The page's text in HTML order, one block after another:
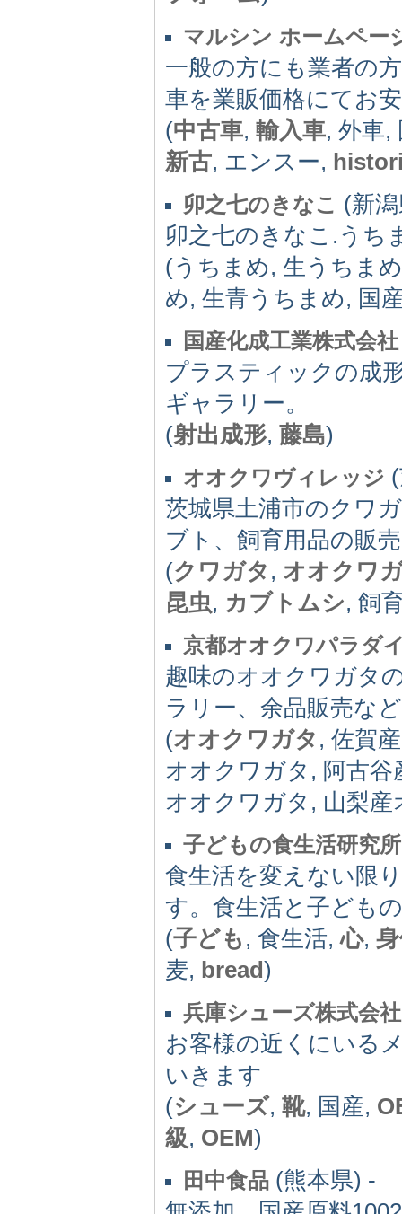
マルシン ホームペー
一般の方にも業者の
車を業販価格にてお
(中古車, 輸入車, 外車,
新古, エンスー,
卯之七のきなこ (新
卯之七のきなこ.うち
(うちまめ, 生うちま
め, 生青うちまめ, 国
国産化成工業株式会社
プラスティックの成
ギャラリー。
(射出成形, 藤島)
オオクワヴィレッジ
茨城県土浦市のクワ
ブト、飼育用品の販
(クワガタ , オオクワ
昆虫, カブトムシ, 飼
京都オオクワパラダ
趣味のオオクワガタ
ラリー、余品販売な
(オオクワガタ , 佐賀
オオクワガタ, 阿古
オオクワガタ, 山梨
子どもの食生活研究所
食生活を変えない限
す。食生活と子ども
(子ども , 食生活,心,
麦, bread)
兵庫シューズ株式会社
お客様の近くにいる
いきます
(シューズ, 靴, 国産,
級, OEM)
田中食品 (熊本県) -